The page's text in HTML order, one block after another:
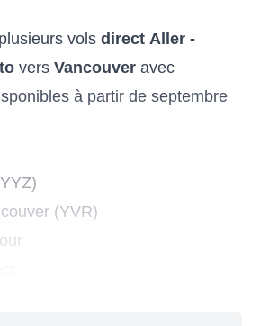
vols direct Aller -
vers Vancouver avec
à partir de septembre
(YVR)